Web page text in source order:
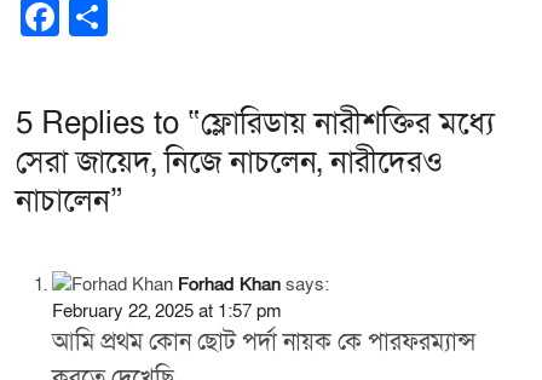
F
e
b
o
k
e
5 Replies to “ফ্লোরিডায় নারীশক্তির মধ্যে
সেরা জায়েদ, নিজে নাচলেন, নারীদেরও
নাচালেন”
Forhad Khan says:
February 22, 2025 at 1:57 pm
আমি প্রথম কোন ছোট পর্দা নায়ক কে পারফরম্যান্স